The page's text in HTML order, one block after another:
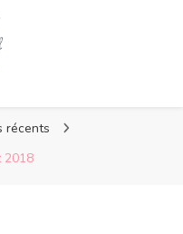
récents
2018